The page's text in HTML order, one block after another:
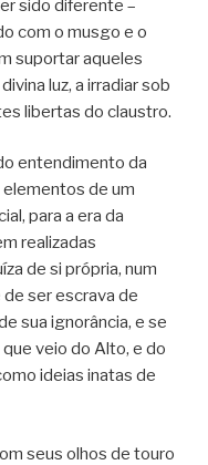
sido diferente –
com o musgo e o
suportar aqueles
luz, a irradiar sob
libertas do claustro.
entendimento da
de um
para a era da
realizadas
de si própria, num
ser escrava de
sua ignorância, e se
veio do Alto, e do
ideias inatas de
seus olhos de touro